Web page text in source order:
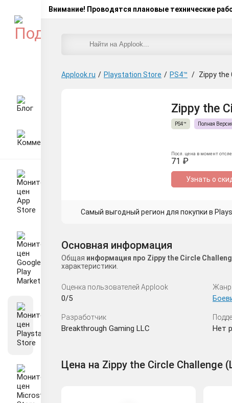
Внимание! Проводятся плановые технические
Applook.ru / Playstation Store / PS4™ / Zippy the
Zippy the
PS4™ Полная
Посл. цена в момент
71 ₽
Узнать о
Самый выгодный регион для покупки в
Основная информация
Общая информация про Zippy the Circle
характеристики.
Оценка пользователей Applook
0/5
Жанр
Разработчик
Breakthrough Gaming LLC Нет
Цена на Zippy the Circle Challenge